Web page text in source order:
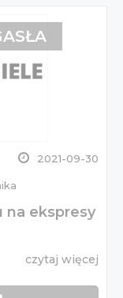
2021-09-30
na ekspresy
czytaj więcej